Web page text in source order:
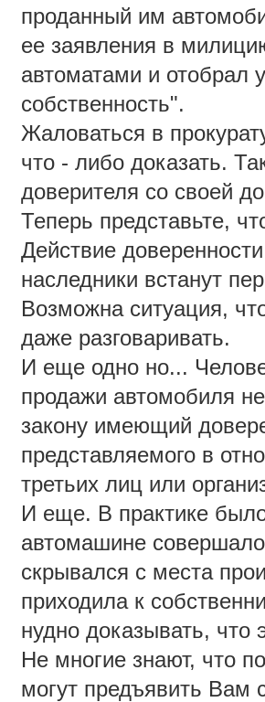
проданный им
ее заявления в
автоматами и отобрал
собственность".
Жаловаться в
что - либо доказать.
доверителя со своей
Теперь представьте,
Действие
наследники встанут
Возможна ситуация,
даже разговаривать.
И еще одно но...
продажи автомобиля
закону имеющий
представляемого в
третьих лиц или
И еще. В практике
автомашине
скрывался с места
приходила к
нудно доказывать,
Не многие знают, что
могут предъявить Вам